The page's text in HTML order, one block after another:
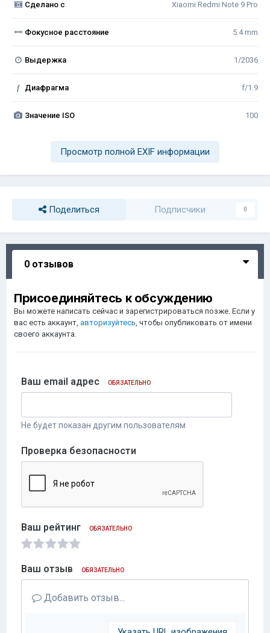
Сделано с Xiaomi Redmi Note 9 Pro
Фокусное расстояние 5.4 mm
Выдержка 1/2036
f Диафрагма f/1.9
Значение ISO 100
Просмотр полной EXIF информации
Поделиться Подписчики 0
0 отзывов
Присоединяйтесь к обсуждению
Вы можете написать сейчас и зарегистрироваться позже. Если у
вас есть аккаунт, авторизуйтесь , чтобы опубликовать от имени
своего аккаунта.
Ваш email адрес ОБЯЗАТЕЛЬНО
Не будет показан другим пользователям
Проверка безопасности
Ваш рейтинг ОБЯЗАТЕЛЬНО
Ваш отзыв ОБЯЗАТЕЛЬНО
Добавить отзыв...